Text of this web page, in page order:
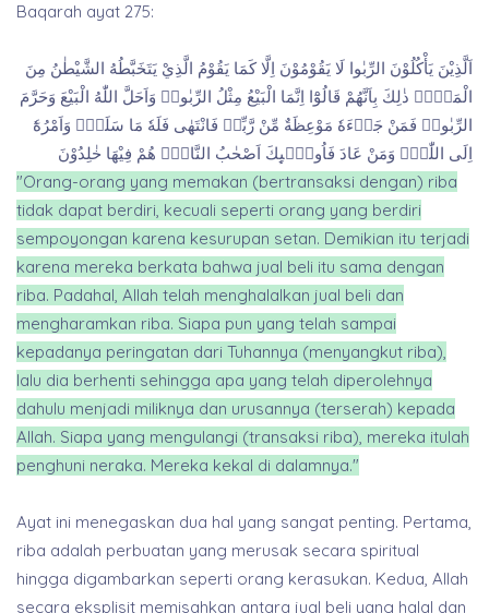
Baqarah ayat 275:
اَلَّذِيْنَ يَأْكُلُوْنَ الرِّبٰوا لَا يَقُوْمُوْنَ اِلَّا كَمَا يَقُوْمُ الَّذِيْ يَتَخَبَّطُهُ الشَّيْطٰنُ مِنَ
الْمَسِّۗ ذٰلِكَ بِاَنَّهُمْ قَالُوْٓا اِنَّمَا الْبَيْعُ مِثْلُ الرِّبٰواۘ وَاَحَلَّ اللّٰهُ الْبَيْعَ وَحَرَّمَ
الرِّبٰواۗ فَمَنْ جَاۤءَهٗ مَوْعِظَةٌ مِّنْ رَّبِّهٖ فَانْتَهٰى فَلَهٗ مَا سَلَفَۗ وَاَمْرُهٗٓ
اِلَى اللّٰهِۗ وَمَنْ عَادَ فَاُولٰۤىِٕكَ اَصْحٰبُ النَّارِۚ هُمْ فِيْهَا خٰلِدُوْنَ
"Orang-orang yang memakan (bertransaksi dengan) riba
tidak dapat berdiri, kecuali seperti orang yang berdiri
sempoyongan karena kesurupan setan. Demikian itu terjadi
karena mereka berkata bahwa jual beli itu sama dengan
riba. Padahal, Allah telah menghalalkan jual beli dan
mengharamkan riba. Siapa pun yang telah sampai
kepadanya peringatan dari Tuhannya (menyangkut riba),
lalu dia berhenti sehingga apa yang telah diperolehnya
dahulu menjadi miliknya dan urusannya (terserah) kepada
Allah. Siapa yang mengulangi (transaksi riba), mereka itulah
penghuni neraka. Mereka kekal di dalamnya."
Ayat ini menegaskan dua hal yang sangat penting. Pertama,
riba adalah perbuatan yang merusak secara spiritual
hingga digambarkan seperti orang kerasukan. Kedua, Allah
secara eksplisit memisahkan antara jual beli yang halal dan